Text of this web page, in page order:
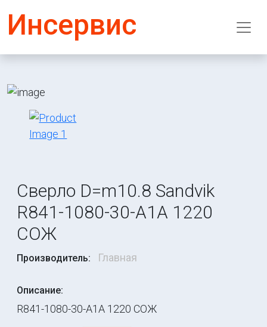
Инсервис
Сверло D=m10.8 Sandvik
R841-1080-30-A1A 1220
СОЖ
Производитель: Главная
Описание:
R841-1080-30-A1A 1220 СОЖ